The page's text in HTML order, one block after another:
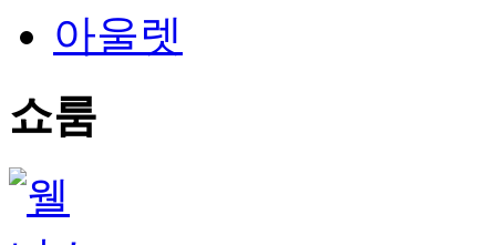
아울렛
쇼룸